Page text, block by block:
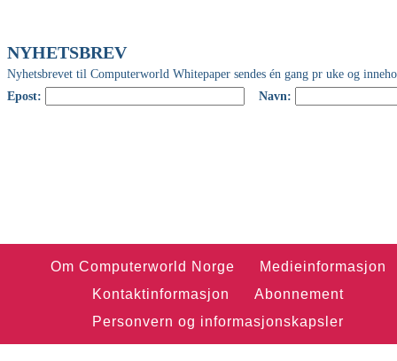
Om Computerworld Norge
Medieinformasjon
Kontaktinformasjon
Abonnement
Personvern og informasjonskapsler